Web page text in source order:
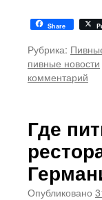
Share
Рубрика:
пивные новости
комментарий
Где
Опубликовано